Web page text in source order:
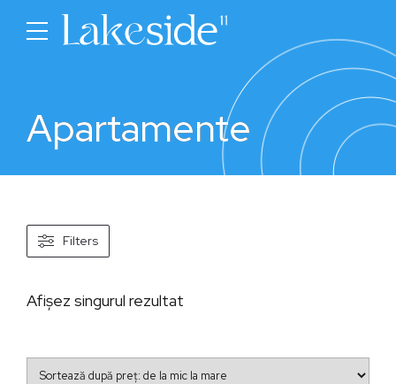
Apartamente
Afișez singurul rezultat
Filters